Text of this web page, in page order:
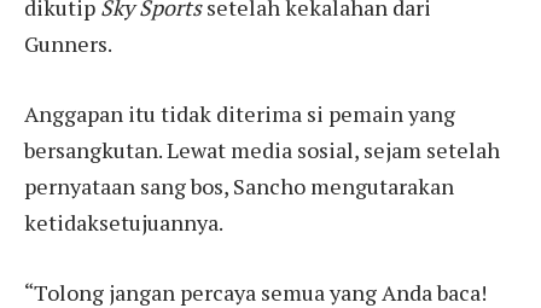
dikutip Sky Sportssetelah kekalahan dari
Gunners.
Anggapan itu tidak diterima si pemain yang
bersangkutan. Lewat media sosial, sejam setelah
pernyataan sang bos, Sancho mengutarakan
ketidaksetujuannya.
“Tolong jangan percaya semua yang Anda baca!